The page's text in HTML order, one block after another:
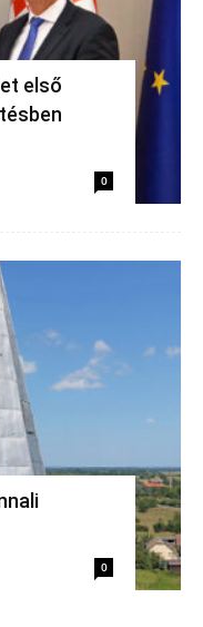
első
0
0